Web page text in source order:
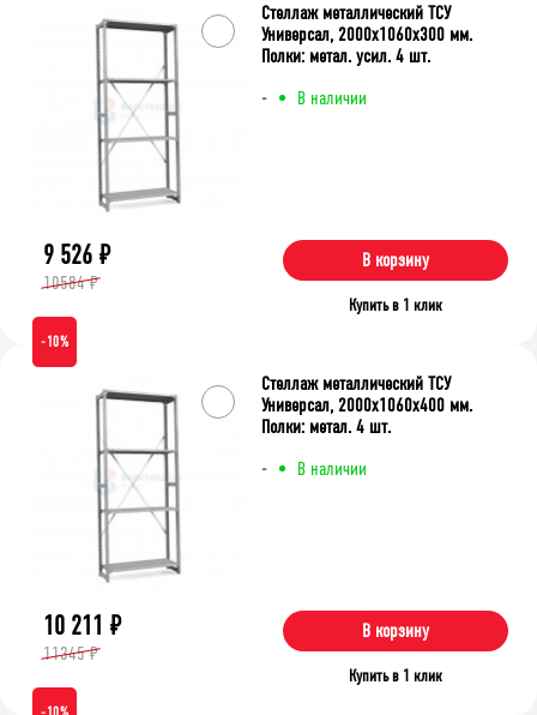
- В наличии
Стеллаж металлический ТСУ
Универсал, 2000x1060x300 мм.
Полки: метал. усил. 4 шт.
9 526 ₽
10584 ₽
В корзину
Купить в 1 клик
-10%
- В наличии
Стеллаж металлический ТСУ
Универсал, 2000x1060x400 мм.
Полки: метал. 4 шт.
10 211 ₽
11345 ₽
В корзину
Купить в 1 клик